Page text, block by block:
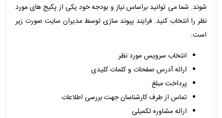
شوند. شما می توانید براساس نیاز و بودجه خود یکی از پکیج های مورد
نظر را انتخاب کنید. فرایند پیوند سازی توسط مدیران سایت صورت زیر
است:
انتخاب سرویس مورد نظر
ارائه آدرس صفحات و کلمات کلیدی
پرداخت مبلغ
تماس از طرف کارشناسان جهت بررسی اطلاعات
ارائه مشاوره تکمیلی